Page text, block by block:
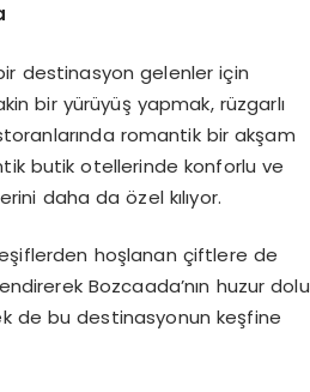
destinasyon gelenler için
bir yürüyüş yapmak, rüzgarlı
romantik bir akşam
butik otellerinde konforlu ve
daha da özel kılıyor.
hoşlanan çiftlere de
Bozcaada’nın huzur dolu
de bu destinasyonun keşfine